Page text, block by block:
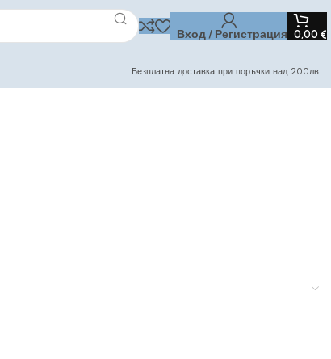
Вход / Регистрация 0,00 €
Безплатна доставка при поръчки над 200лв